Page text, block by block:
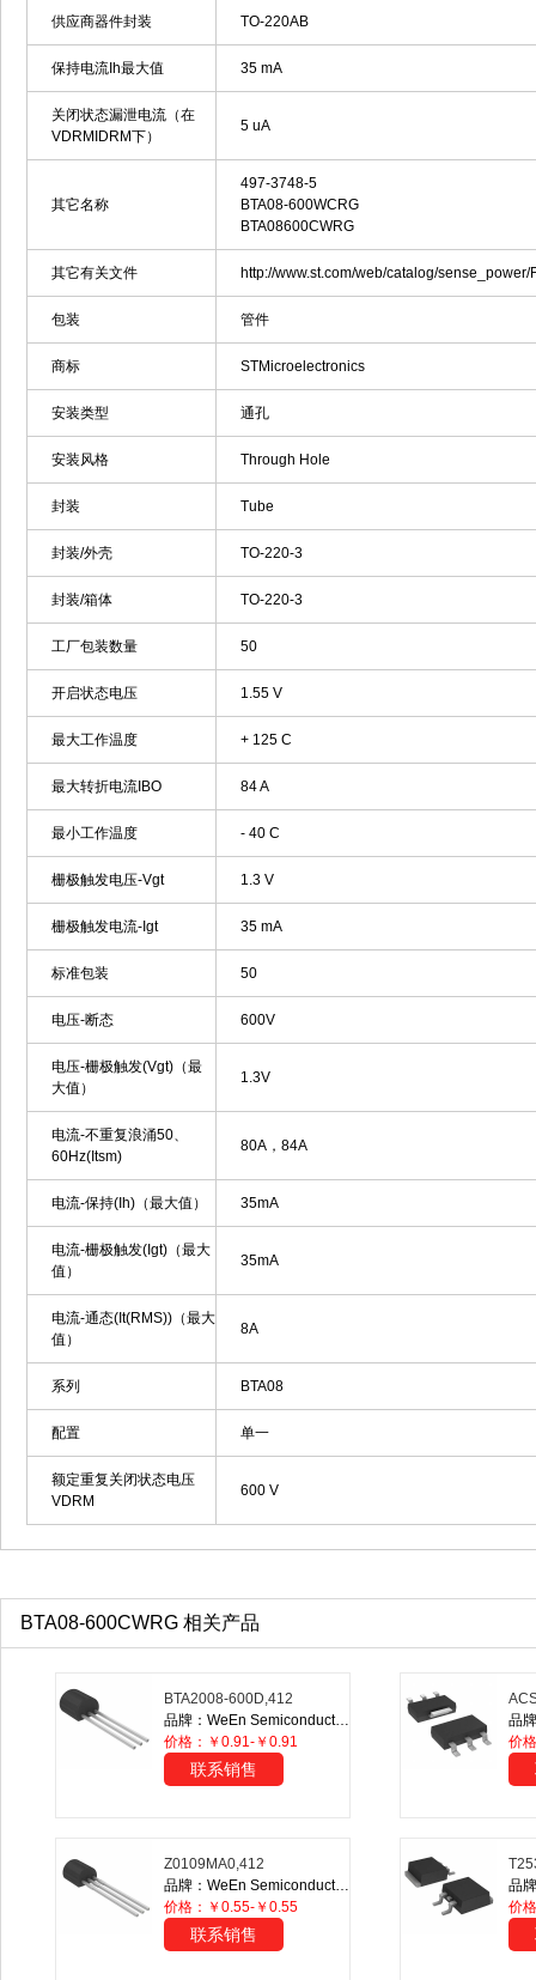
供应商器件封装 TO-220AB
保持电流Ih最大值 35 mA
关闭状态漏泄电流（在
VDRMIDRM下）
5 uA
其它名称
497-3748-5
BTA08-600WCRG
BTA08600CWRG
其它有关文件 http://www.st.com/web/catalog/
包装 管件
商标 STMicroelectronics
安装类型 通孔
安装风格 Through Hole
封装 Tube
封装/外壳 TO-220-3
封装/箱体 TO-220-3
工厂包装数量 50
开启状态电压 1.55 V
最大工作温度 + 125 C
最大转折电流IBO 84 A
最小工作温度 - 40 C
栅极触发电压-Vgt 1.3 V
栅极触发电流-Igt 35 mA
标准包装 50
电压-断态 600V
电压-栅极触发(Vgt)（最
大值）
1.3V
电流-不重复浪涌50、
60Hz(Itsm)
80A，84A
电流-保持(Ih)（最大值） 35mA
电流-栅极触发(Igt)（最大
值）
35mA
电流-通态(It(RMS))（最大
值）
8A
系列 BTA08
配置 单一
额定重复关闭状态电压
VDRM
600 V
BTA08-600CWRG 相关产品
BTA2008-600D,412
品牌：WeEn Semiconductors
价格：￥0.91-￥0.91
联系销售
品
价
Z0109MA0,412
品牌：WeEn Semiconductors
价格：￥0.55-￥0.55
联系销售
品
价